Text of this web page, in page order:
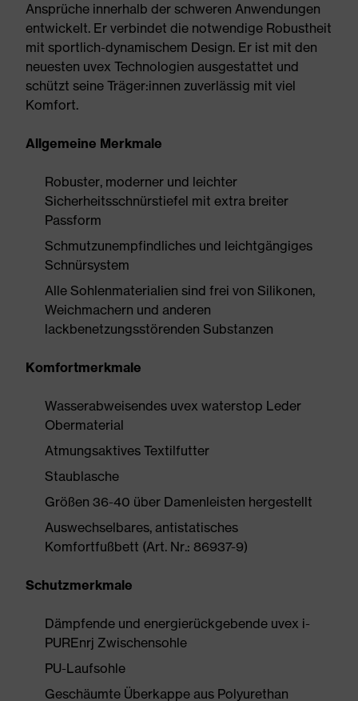
Ansprüche innerhalb der schweren Anwendungen
entwickelt. Er verbindet die notwendige Robustheit
mit sportlich-dynamischem Design. Er ist mit den
neuesten uvex Technologien ausgestattet und
schützt seine Träger:innen zuverlässig mit viel
Komfort.
Allgemeine Merkmale
Robuster, moderner und leichter
Sicherheitsschnürstiefel mit extra breiter
Passform
Schmutzunempfindliches und leichtgängiges
Schnürsystem
Alle Sohlenmaterialien sind frei von Silikonen,
Weichmachern und anderen
lackbenetzungsstörenden Substanzen
Komfortmerkmale
Wasserabweisendes uvex waterstop Leder
Obermaterial
Atmungsaktives Textilfutter
Staublasche
Größen 36-40 über Damenleisten hergestellt
Auswechselbares, antistatisches
Komfortfußbett (Art. Nr.: 86937-9)
Schutzmerkmale
Dämpfende und energierückgebende uvex i-
PUREnrj Zwischensohle
PU-Laufsohle
Geschäumte Überkappe aus Polyurethan